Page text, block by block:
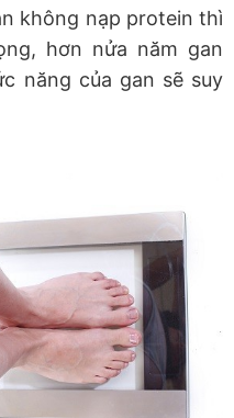
không nạp protein thì
hơn nửa năm gan
năng của gan sẽ suy